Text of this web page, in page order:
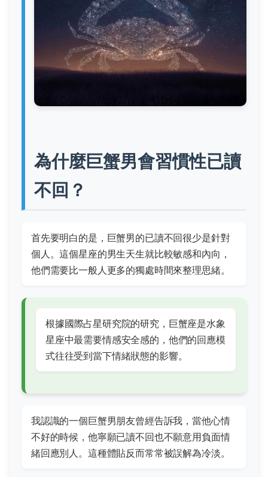
為什麼巨蟹男會習慣性已讀
不回？
首先要明白的是，巨蟹男的已讀不回很少是針對
個人。這個星座的男生天生就比較敏感和內向，
他們需要比一般人更多的獨處時間來整理思緒。
根據國際占星研究院的研究，巨蟹座是水象
星座中最需要情感安全感的，他們的回應模
式往往受到當下情緒狀態的影響。
我認識的一個巨蟹男朋友曾經告訴我，當他心情
不好的時候，他寧願已讀不回也不願意用負面情
緒回應別人。這種體貼反而常常被誤解為冷淡。